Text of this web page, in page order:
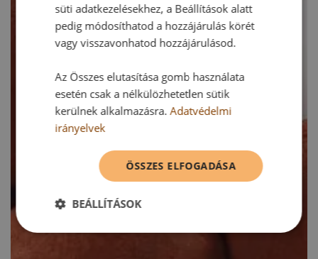
süti adatkezelésekhez, a Beállítások alatt
pedig módosíthatod a hozzájárulás körét
vagy visszavonhatod hozzájárulásod.
Az Összes elutasítása gomb használata
esetén csak a nélkülözhetetlen sütik
kerülnek alkalmazásra.Adatvédelmi
irányelvek
ÖSSZES ELFOGADÁSA
BEÁLLÍTÁSOK